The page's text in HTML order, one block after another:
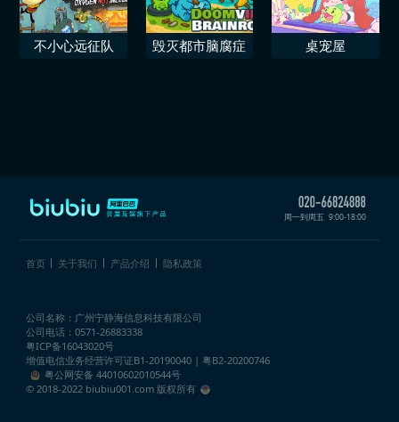
不小心远征队 毁灭都市脑腐症 桌宠屋
周一到周五 9:00-18:00
首页 关于我们 产品介绍 隐私政策
公司名称：广州宁静海信息科技有限公司
公司电话：0571-26883338
粤ICP备16043020号
增值电信业务经营许可证B1-20190040 | 粤B2-20200746
粤公网安备 44010602010544号
© 2018-2022 biubiu001.com 版权所有